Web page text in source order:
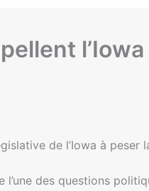
de l’Iowa à peser
l’une des questions